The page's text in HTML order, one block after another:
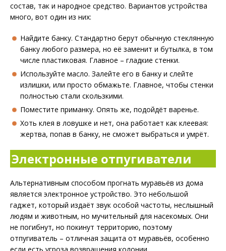
состав, так и народное средство. Вариантов устройства
много, вот один из них:
Найдите банку. Стандартно берут обычную стеклянную
банку любого размера, но её заменит и бутылка, в том
числе пластиковая. Главное – гладкие стенки.
Используйте масло. Залейте его в банку и слейте
излишки, или просто обмажьте. Главное, чтобы стенки
полностью стали скользкими.
Поместите приманку. Опять же, подойдёт варенье.
Хоть клея в ловушке и нет, она работает как клеевая:
жертва, попав в банку, не сможет выбраться и умрёт.
Электронные отпугиватели
Альтернативным способом прогнать муравьёв из дома
является электронное устройство. Это небольшой
гаджет, который издаёт звук особой частоты, неслышный
людям и животным, но мучительный для насекомых. Они
не погибнут, но покинут территорию, поэтому
отпугиватель – отличная защита от муравьёв, особенно
если есть угроза возвращения колонии.